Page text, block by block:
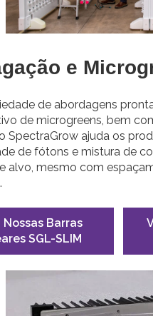
e
de abordagens
de microgreens, bem
SpectraGrow ajuda os
de fótons e mistura de
alvo, mesmo com
Nossas Barras
SGL-SLIM